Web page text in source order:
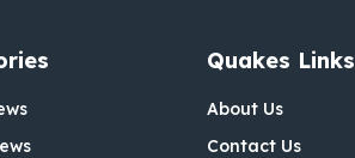
Quakes Links
About Us
Contact Us